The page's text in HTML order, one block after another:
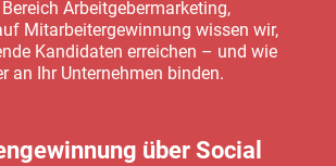
Arbeitgebermarketing,
Mitarbeitergewinnung wissen wir,
Kandidaten erreichen – und wie
an Ihr Unternehmen binden.
über Social